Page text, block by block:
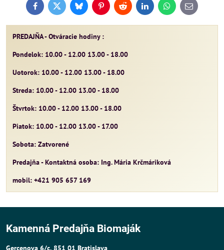
FacebookTwitterBlueskyPinterestReddit LinkedInWhatsApp
E-
mail
PREDAJŇA - Otváracie hodiny :
Pondelok: 10.00 - 12.00 13.00 - 18.00
Uotorok: 10.00 - 12.00 13.00 - 18.00
Streda: 10.00 - 12.00 13.00 - 18.00
Štvrtok: 10.00 - 12.00 13.00 - 18.00
Piatok: 10.00 - 12.00 13.00 - 17.00
Sobota: Zatvorené
Predajňa - Kontaktná osoba: Ing. Mária Krčmáriková
mobil: +421 905 657 169
Kamenná Predajňa Biomaják
Gercenova 6/c, 851 01 Bratislava